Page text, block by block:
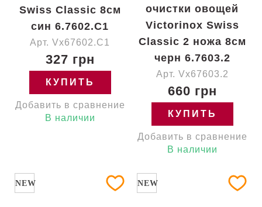
Swiss Classic 8см
син 6.7602.C1
Арт. Vx67602.C1
327 грн
КУПИТЬ
Добавить в сравнение
В наличии
очистки овощей
Victorinox Swiss
Classic 2 ножа 8см
черн 6.7603.2
Арт. Vx67603.2
660 грн
КУПИТЬ
Добавить в сравнение
В наличии
NEW NEW